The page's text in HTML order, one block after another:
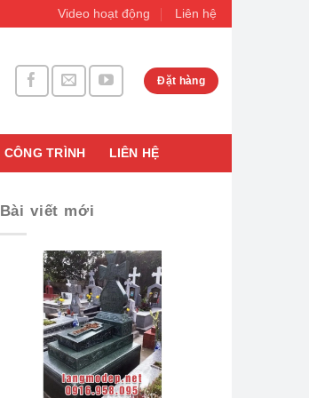
Video hoạt động Liên hệ
Đặt hàng
CÔNG TRÌNH LIÊN HỆ
Bài viết mới